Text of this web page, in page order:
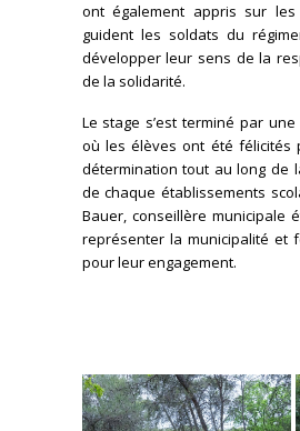
ont également appris sur
guident les soldats du
développer leur sens de la
de la solidarité.
Le stage s’est terminé par
où les élèves ont été félicités
détermination tout au long de
de chaque établissements
Bauer, conseillère municipale
représenter la municipalité et
pour leur engagement.